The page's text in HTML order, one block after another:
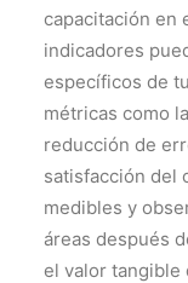
capacitación en
indicadores
específicos de
métricas como
reducción de
satisfacción del
medibles y
áreas después
el valor tangible